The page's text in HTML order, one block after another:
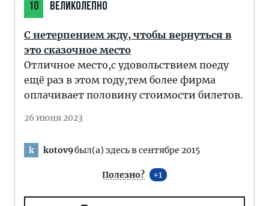
10 ВЕЛИКОЛЕПНО
С нетерпением жду, чтобы вернуться в
это сказочное место
Отличное место,с удовольствием поеду
ещё раз в этом году,тем более фирма
оплачивает половину стоимости билетов.
26 июня 2023
k kotov9был(а) здесь в сентябре 2015
Полезно? 1